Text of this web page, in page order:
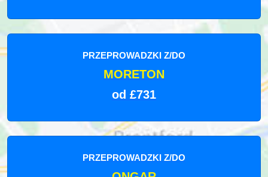
PRZEPROWADZKI Z/DO
MORETON
od £731
PRZEPROWADZKI Z/DO